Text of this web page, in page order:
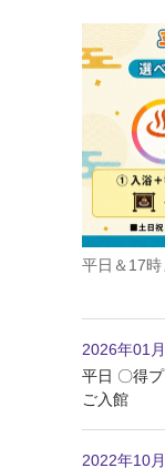
平日＆17
2026年01
平日 〇得
ご入館
2022年10